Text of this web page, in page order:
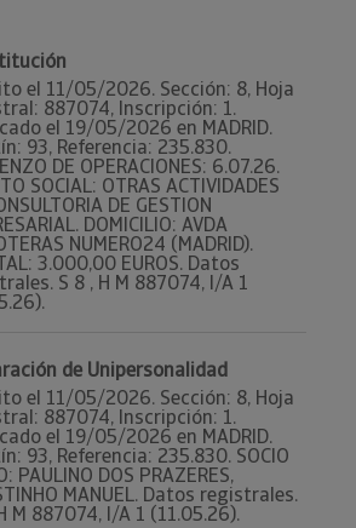
el 11/05/2026. Sección: 8, Hoja
887074, Inscripción: 1.
el 19/05/2026 en MADRID.
93, Referencia: 235.830.
DE OPERACIONES: 6.07.26.
SOCIAL: OTRAS ACTIVIDADES
DE GESTION
DOMICILIO: AVDA
NUMERO24 (MADRID).
3.000,00 EUROS. Datos
S 8 , H M 887074, I/A 1
de Unipersonalidad
el 11/05/2026. Sección: 8, Hoja
887074, Inscripción: 1.
el 19/05/2026 en MADRID.
93, Referencia: 235.830. SOCIO
PAULINO DOS PRAZERES,
MANUEL. Datos registrales.
M 887074, I/A 1 (11.05.26).